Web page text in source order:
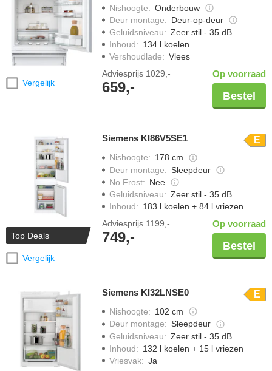
Vergelijk
Nishoogte: Onderbouw
Deur montage: Deur-op-deur
Geluidsniveau: Zeer stil - 35 dB
Inhoud: 134 l koelen
Vershoudlade: Vlees
Adviesprijs 1029,-
659,-
Op voorraad
Bestel
Top Deals
Vergelijk
Siemens KI86V5SE1 E
Nishoogte: 178 cm
Deur montage: Sleepdeur
No Frost: Nee
Geluidsniveau: Zeer stil - 35 dB
Inhoud: 183 l koelen + 84 l vriezen
Adviesprijs 1199,-
749,-
Op voorraad
Bestel
Siemens KI32LNSE0 E
Nishoogte: 102 cm
Deur montage: Sleepdeur
Geluidsniveau: Zeer stil - 35 dB
Inhoud: 132 l koelen + 15 l vriezen
Vriesvak: Ja